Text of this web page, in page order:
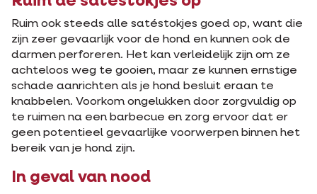
Ruim ook steeds alle satéstokjes goed op, want die
zijn zeer gevaarlijk voor de hond en kunnen ook de
darmen perforeren. Het kan verleidelijk zijn om ze
achteloos weg te gooien, maar ze kunnen ernstige
schade aanrichten als je hond besluit eraan te
knabbelen. Voorkom ongelukken door zorgvuldig op
te ruimen na een barbecue en zorg ervoor dat er
geen potentieel gevaarlijke voorwerpen binnen het
bereik van je hond zijn.
In geval van nood